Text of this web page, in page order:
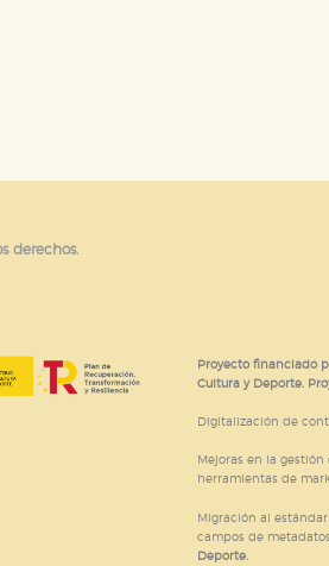
derechos.
Proyecto financiado
Cultura y Deporte.
Digitalización de
Mejoras en la
herramientas de
Migración al
campos de
Deporte.